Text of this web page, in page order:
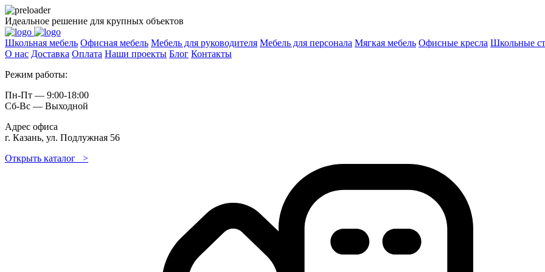
Идеальное решение для крупных объектов
Школьная мебель Офисная мебель Мебель для руководителя Мебель для персонала Мягкая мебель Офисные кресла Школьные
О нас Доставка Оплата Наши проекты Блог Контакты
Режим работы:
Пн-Пт — 9:00-18:00
Сб-Вс — Выходной
Адрес офиса
г. Казань, ул. Подлужная 56
Открыть каталог >